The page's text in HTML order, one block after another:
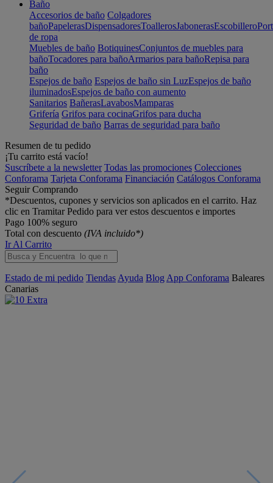
Baño
Accesorios de baño Colgadores
bañoPapelerasDispensadoresToallerosJabonerasEscobillero
de ropa
Muebles de baño BotiquinesConjuntos de muebles para
bañoTocadores para bañoArmarios para bañoRepisa para
baño
Espejos de baño Espejos de baño sin LuzEspejos de baño
iluminadosEspejos de baño con aumento
Sanitarios BañerasLavabosMamparas
Grifería Grifos para cocinaGrifos para ducha
Seguridad de baño Barras de seguridad para baño
Resumen de tu pedido
¡Tu carrito está vacío!
Suscríbete a la newsletter Todas las promociones Colecciones
Conforama Tarjeta Conforama Financiación Catálogos Conforama
Seguir Comprando
*Descuentos, cupones y servicios son aplicados en el carrito. Haz
clic en Tramitar Pedido para ver estos descuentos e importes
Pago 100% seguro
Total con descuento (IVA incluido*)
Ir Al Carrito
Estado de mi pedido Tiendas Ayuda Blog App Conforama Baleares
Canarias